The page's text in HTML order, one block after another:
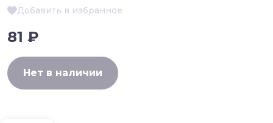
Добавить в избранное
81 ₽
Нет в наличии